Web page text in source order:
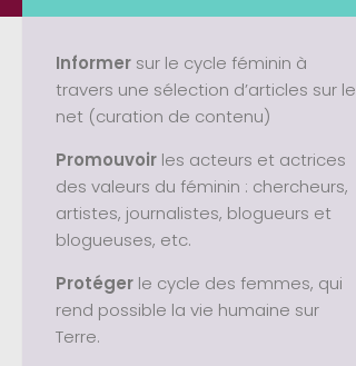
Informer sur le cycle féminin à
travers une sélection d’articles sur le
net (curation de contenu)
Promouvoir les acteurs et actrices
des valeurs du féminin : chercheurs,
artistes, journalistes, blogueurs et
blogueuses, etc.
Protéger le cycle des femmes, qui
rend possible la vie humaine sur
Terre.